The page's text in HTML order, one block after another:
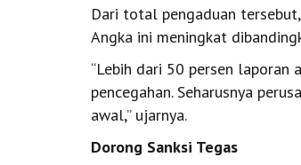
Dari total pengaduan
Angka ini meningkat
“Lebih dari 50 persen laporan
pencegahan. Seharusnya
awal,” ujarnya.
Dorong Sanksi Tegas